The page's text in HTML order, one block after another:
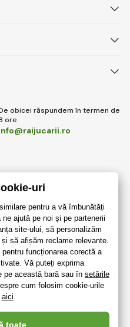
obicei răspundem în termen de
ore
rezervate
și se aplică